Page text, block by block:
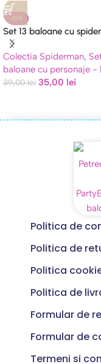
-10%
Set 13 baloane cu
Colectia Spiderman,
baloane cu personaje -
39,00lei 35,00 lei
Politica de
Politica de
Politica
Politica de
Formular de
Formular de
Termeni si